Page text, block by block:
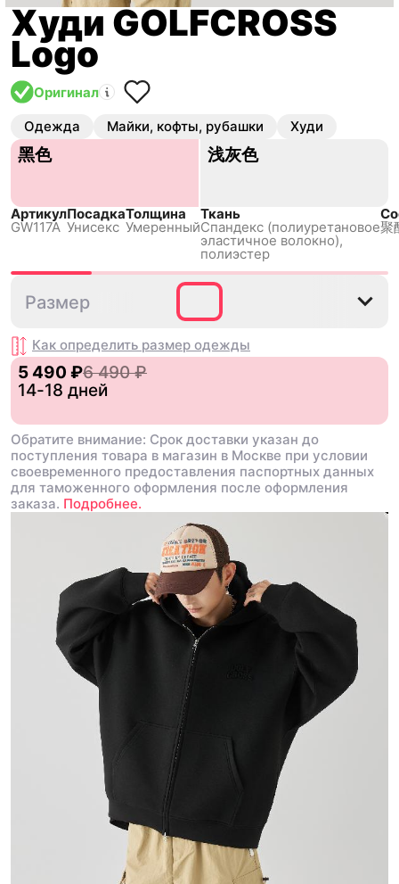
Худи GOLFCROSS
Logo
Оригинал
Одежда Майки, кофты, рубашки Худи
黑色 浅灰色
Артикул
GW117A
Посадка
Унисекс
Толщина
Умеренный
Ткань
Спандекс (полиуретановое
эластичное волокно),
полиэстер
聚
2XL
Размер
Как определить размер одежды
5 490 ₽6 490 ₽
14-18 дней
Обратите внимание: Срок доставки указан до
поступления товара в магазин в Москве при условии
своевременного предоставления паспортных данных
для таможенного оформления после оформления
заказа. Подробнее.